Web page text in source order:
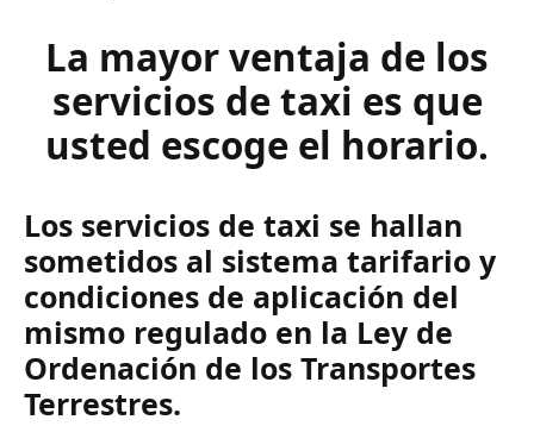
La mayor ventaja de los
servicios de taxi es que
usted escoge el horario.
Los servicios de taxi se hallan
sometidos al sistema tarifario y
condiciones de aplicación del
mismo regulado en la Ley de
Ordenación de los Transportes
Terrestres.